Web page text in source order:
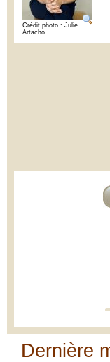
Crédit photo : Julie
Artacho
Dernière